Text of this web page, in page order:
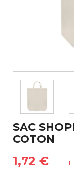
SAC
COTON
1,72 € HT